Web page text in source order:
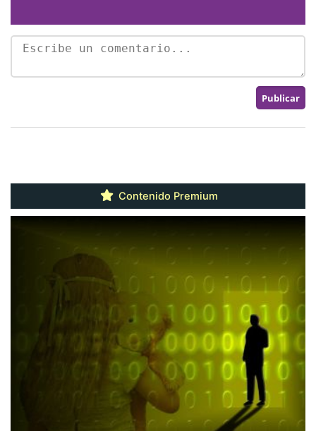
Contenido Premium